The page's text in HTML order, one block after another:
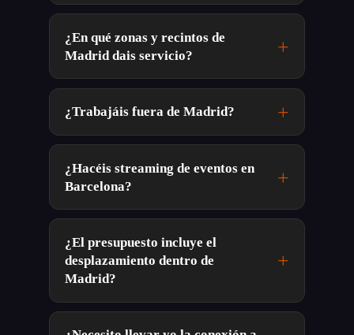
¿En qué zonas y recintos de
Madrid dais servicio?
¿Trabajáis fuera de Madrid?
¿Hacéis streaming de eventos en
Barcelona?
¿El presupuesto incluye el
desplazamiento dentro de
Madrid?